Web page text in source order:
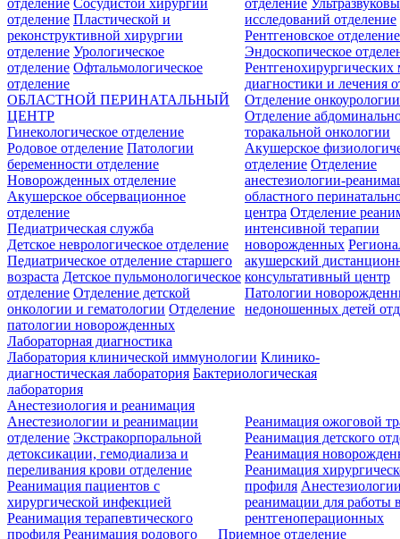
отделение Пластической и
реконструктивной хирургии
отделение Урологическое
отделение Офтальмологическое
отделение
исследований отделение
Рентгеновское отделение
Эндоскопическое
Рентгенохирургических
диагностики и лечения
Отделение онкоурологии
Отделение
торакальной онкологии
ОБЛАСТНОЙ ПЕРИНАТАЛЬНЫЙ
ЦЕНТР
Гинекологическое отделение
Родовое отделение Патологии
беременности отделение
Новорожденных отделение
Акушерское обсервационное
отделение
Акушерское
отделение Отделение
анестезиологии-
областного
центра Отделение
интенсивной терапии
новорожденных
акушерский
консультативный центр
Патологии
недоношенных детей
Педиатрическая служба
Детское неврологическое отделение
Педиатрическое отделение старшего
возраста Детское пульмонологическое
отделение Отделение детской
онкологии и гематологии Отделение
патологии новорожденных
Лабораторная диагностика
Лаборатория клинической иммунологии Клинико-
диагностическая лаборатория Бактериологическая
лаборатория
Анестезиология и реанимация
Анестезиологии и реанимации
отделение Экстракорпоральной
детоксикации, гемодиализа и
переливания крови отделение
Реанимация пациентов с
хирургической инфекцией
Реанимация терапевтического
профиля Реанимация родового
Реанимация ожоговой
Реанимация детского
Реанимация
Реанимация
профиля
реанимации для работы
рентгеноперационных
Приемное отделение